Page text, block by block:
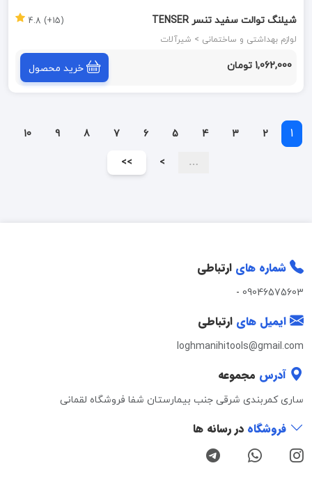
شیلنگ توالت سفید تنسر TENSER
لوازم بهداشتی و ساختمانی > شیرآلات
(15+) 4.8
1,062,000 تومان خرید محصول
1
2
3
4
5
6
7
8
9
10
…
>
>>
شماره های ارتباطی
09046575603
-
ایمیل های ارتباطی
loghmanihitools@gmail.com
آدرس مجموعه
ساری کمربندی شرقی جنب بیمارستان شفا فروشگاه لقمانی
فروشگاه در رسانه ها